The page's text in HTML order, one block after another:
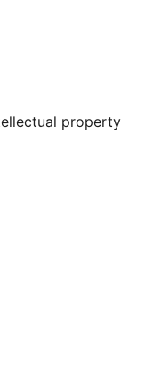
property